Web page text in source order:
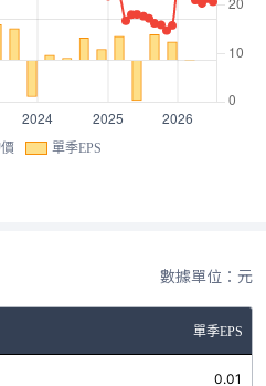
單季EPS
數據單位：元
單季EPS
0.01